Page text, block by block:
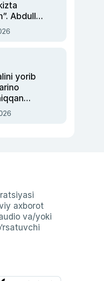
Abdulla
yorib
axborot
va/yoki